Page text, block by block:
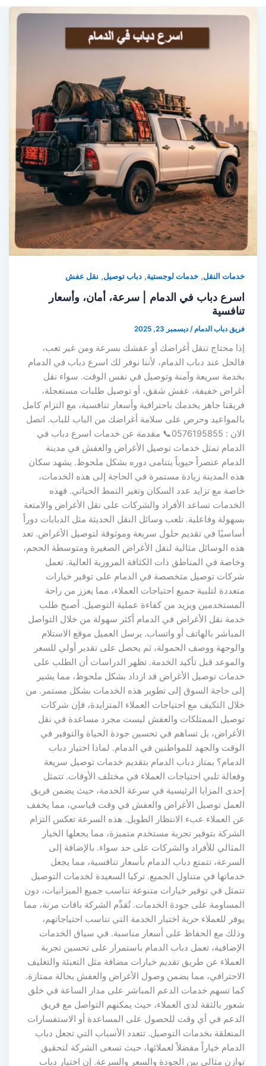
خدمات النقل, خدمات لوجستية,دباب توصيل, نقل عفش
اسرع دباب في الدمام | سرعة، أمان، وأسعار
تنافسية
فريق دباب الدمام/ديسمبر 23, 2025
إذا محتاج تنقل أغراضك أو عفشك بسرعة ومن غير تعب،
فالحل عند دباب الدمام، لأننا نوفر لك اسرع دباب في الدمام
بخدمة سريعة وآمنة وتوصيل في نفس الوقت. سواء نقل
أغراض خفيفة، عفش شقق، أو توصيل طلبات مستعجلة،
فريقنا جاهز يخدمك باحترافية وأسعار تنافسية، مع التزام كامل
بالمواعيد وحرص على سلامة أغراضك من الباب للباب. اتصل
الان : 0576195855📞 مقدمة عن خدمات اسرع دباب في
الدمام تمثل خدمات توصيل الأغراض والعفش في مدينة
الدمام عنصراً حيوياً يتنامى دوره بشكل ملحوظ. يشهد سكان
هذه المدينة زيادة مستمرة في الحاجة إلى هذه الخدمات،
خاصة مع تزايد عدد السكان وتغير النمط الحياتي. فهذه
الخدمات تساعد الأفراد والشركات على نقل الأغراض والامتعة
بسهولة وفاعلية. تلعب وسائل النقل الحديثة مثل الدبابات دوراً
أساسيًا في تقديم حلول سريعة وموثوقة لتوصيل الأغراض. تعد
هذه الوسائل مثالية لنقل الأغراض الصغيرة ومتوسطة الحجم،
وخاصة في المناطق ذات الكثافة المرورية العالية. تعمل
شركات توصيل متخصصة في الدمام على توفير خيارات
متعددة لتلبية جميع احتياجات العملاء، مما يعزز من راحة
المستخدمين ويزيد من كفاءة عملية التوصيل. أصبح طلب
خدمة نقل الأغراض في الدمام أكثر سهولة من خلال التواصل
المباشر بالهاتف أو واتساب. يرسل العميل موقع الاستلام
والوجهة ووصف الحمولة، ثم يحصل على تقدير أولي للسعر
والموعد قبل تأكيد الخدمة. تظهر الدراسات أن الطلب على
خدمات توصيل الأغراض قد ازداد بشكل ملحوظ، مما يشير
إلى حاجة السوق إلى تطوير هذه الخدمات بشكل مستمر. من
خلال التكيف مع احتياجات العملاء المتزايدة، فإن شركات
توصيل الممتلكات والعفش ليست مجرد مساعدة في نقل
الأغراض، بل تساهم في تحسين جودة الحياة والتوفير في
الوقت والجهد للمواطنين في الدمام. لماذا اختيار دباب
الدمام؟ يمتاز دباب الدمام بتقديم خدمات توصيل سريعة
وفعالة تلبي احتياجات العملاء في مختلف الأوقات. تتمثل
إحدى المزايا الرئيسية في سرعة الخدمة، حيث يضمن فريق
العمل توصيل الأغراض والعفش في وقت قياسي، مما يخفف
عن العملاء عبء الانتظار الطويل. هذه السرعة تعكس التزام
الشركة بتوفير تجربة مستخدم متميزة، مما يجعلها الخيار
المثالي للأفراد والشركات على حد سواء. بالإضافة إلى
السرعة، تتمتع دباب الدمام بأسعار تنافسية، مما يجعل
خدماتها في متناول الجميع. تركيا السعيدة لخدمات التوصيل
تتمثل في توفير خيارات متنوعة تناسب جميع الميزانيات، دون
المساومة على جودة الخدمات. تُقدِّم الشركة باقات مرنة، مما
يوفر للعملاء حرية اختيار الخدمة التي تناسب احتياجاتهم،
وذلك مع الحفاظ على أسعار مناسبة. في سياق الخدمات
الإضافية، تعمل دباب الدمام باستمرار على تحسين تجربة
العملاء عن طريق تقديم خيارات مضافة مثل التعبئة والتغليف
الاحترافي، مما يضمن وصول الأغراض والعفش بحالة ممتازة.
كما تسهم خدمات الدعم المباشر على مدار الساعة في خلق
شعور بالثقة لدى العملاء، حيث يمكنهم التواصل مع فريق
الدعم في أي وقت للحصول على المساعدة أو الاستفسارات
المتعلقة بخدمات التوصيل. تتعدد الأسباب التي تجعل دباب
الدمام خياراً مفضلاً لعملائها، حيث تسعى الشركة لتحقيق
توازن مثالي بين الجودة والسعر والسرعة. إن اختيار دباب